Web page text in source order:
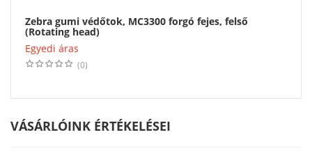
Zebra gumi védőtok, MC3300 forgó fejes, felső
(Rotating head)
Egyedi áras
(0)
VÁSÁRLÓINK ÉRTÉKELÉSEI